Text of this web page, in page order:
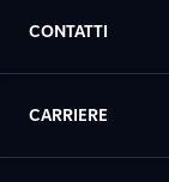
CONTATTI
CARRIERE